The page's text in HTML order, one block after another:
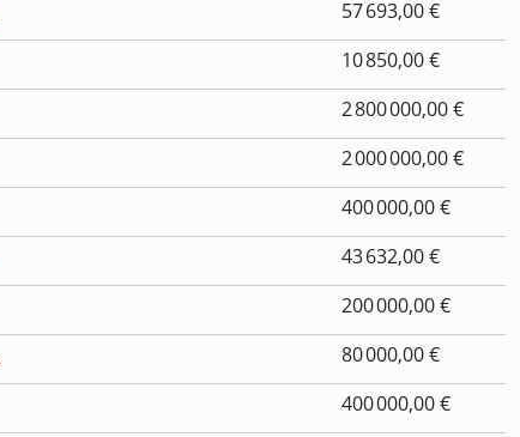
57 693,00 €
10 850,00 €
2 800 000,00 €
2 000 000,00 €
400 000,00 €
43 632,00 €
200 000,00 €
80 000,00 €
400 000,00 €